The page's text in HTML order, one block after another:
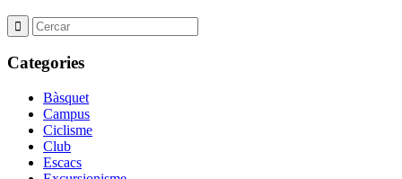
Categories
Bàsquet
Campus
Ciclisme
Club
Escacs